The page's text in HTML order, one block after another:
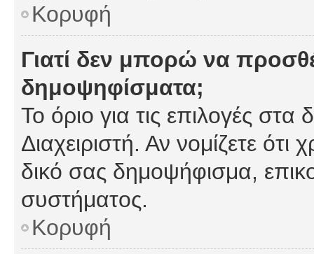
Κορυφή
Γιατί δεν μπορώ να
δημοψηφίσματα;
Το όριο για τις επιλογές
Διαχειριστή. Αν νομίζετε ότι
δικό σας δημοψήφισμα,
συστήματος.
Κορυφή